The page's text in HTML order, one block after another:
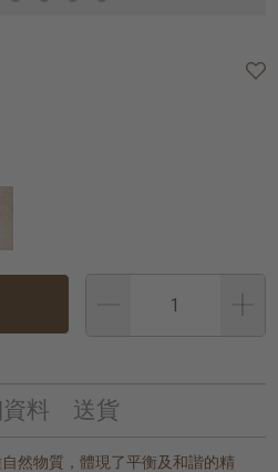
料 送貨
然物質，體現了平衡及和諧的精